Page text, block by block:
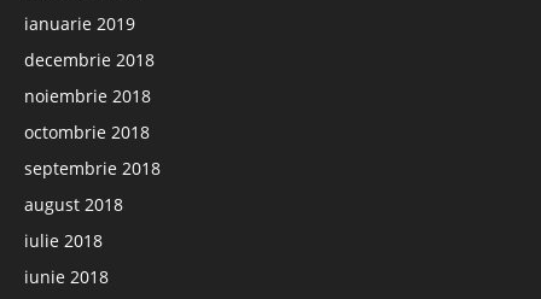
ianuarie 2019
decembrie 2018
noiembrie 2018
octombrie 2018
septembrie 2018
august 2018
iulie 2018
iunie 2018